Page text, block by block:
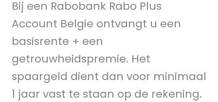
Bij een Rabobank Rabo Plus
Account Belgie ontvangt u een
basisrente + een
getrouwheidspremie. Het
spaargeld dient dan voor minimaal
1 jaar vast te staan op de rekening.